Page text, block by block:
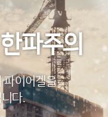
파주의
파이어겔을
다.